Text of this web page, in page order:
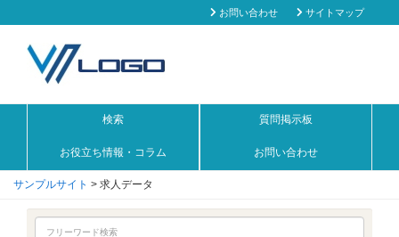
お問い合わせ サイトマップ
検索 質問掲示板
お役立ち情報・コラム お問い合わせ
サンプルサイト > 求人データ